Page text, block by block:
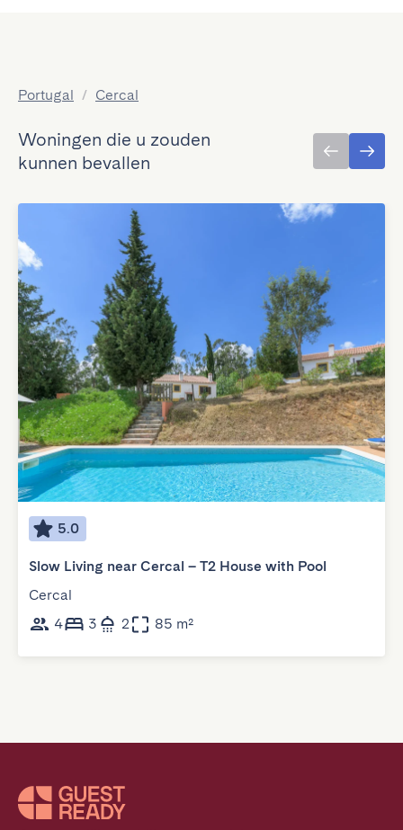
Portugal / Cercal
Woningen die u zouden
kunnen bevallen
5.0
Slow Living near Cercal – T2 House with Pool
Cercal
4
3 2 85 m²